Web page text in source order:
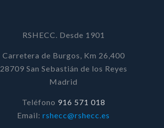
RSHECC. Desde 1901
Carretera de Burgos, Km 26,400
28709 San Sebastián de los Reyes
Madrid
Teléfono 916 571 018
Email: rshecc@rshecc.es